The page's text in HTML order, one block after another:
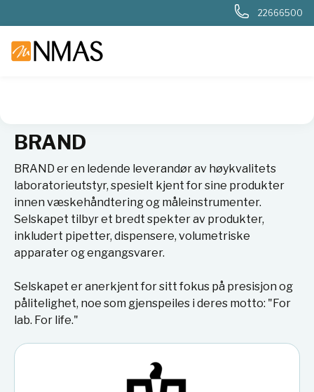
22666500
BRAND
BRAND er en ledende leverandør av høykvalitets
laboratorieutstyr, spesielt kjent for sine produkter
innen væskehåndtering og måleinstrumenter.
Selskapet tilbyr et bredt spekter av produkter,
inkludert pipetter, dispensere, volumetriske
apparater og engangsvarer.
Selskapet er anerkjent for sitt fokus på presisjon og
pålitelighet, noe som gjenspeiles i deres motto: "For
lab. For life."